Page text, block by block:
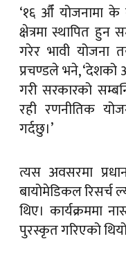
‘१६ औँ योजनामा के
क्षेत्रमा स्थापित
गरेर भावी योजना
प्रचण्डले भने, ‘देशको
गरी सरकारको
रही रणनीतिक
गर्दछु।’
त्यस अवसरमा
बायोमेडिकल रिसर्च
थिए। कार्यक्रममा
पुरस्कृत गरिएको